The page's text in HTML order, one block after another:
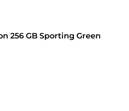
256 GB Sporting Green